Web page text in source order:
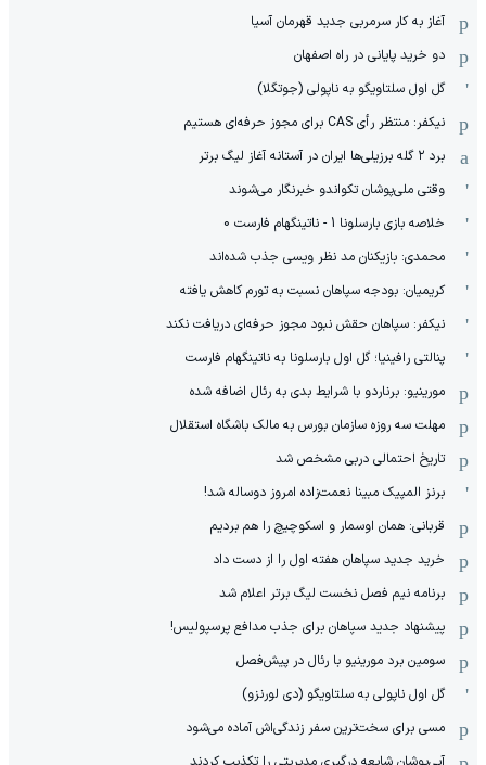
آغاز به کار سرمربی جدید قهرمان آسیا
دو خرید پایانی در راه اصفهان
گل اول سلتاویگو به ناپولی (جوتگلا)
نیکفر: منتظر رأی CAS برای مجوز حرفه‌ای هستیم
برد ۲ گله برزیلی‌ها ایران در آستانه آغاز لیگ برتر
وقتی ملی‌پوشان تکواندو خبرنگار می‌شوند
خلاصه بازی بارسلونا 1 - ناتینگهام فارست 0
محمدی: بازیکنان مد نظر ویسی جذب شده‌اند
کریمیان: بودجه سپاهان نسبت به تورم کاهش یافته
نیکفر: سپاهان حقش نبود مجوز حرفه‌ای دریافت نکند
پنالتی رافینیا؛ گل اول بارسلونا به ناتینگهام فارست
مورینیو: برناردو با شرایط بدی به رئال اضافه شده
مهلت سه روزه سازمان بورس به مالک باشگاه استقلال
تاریخ احتمالی دربی مشخص شد
برنز المپیک مبینا نعمت‌زاده امروز دوساله شد!
قربانی: همان اوسمار و اسکوچیچ را هم بردیم
خرید جدید سپاهان هفته اول را از دست داد
برنامه نیم فصل نخست لیگ برتر اعلام شد
پیشنهاد جدید سپاهان برای جذب مدافع پرسپولیس!
سومین برد مورینیو با رئال در پیش‌فصل
گل اول ناپولی به سلتاویگو (دی لورنزو)
مسی برای سخت‌ترین سفر زندگی‌اش آماده می‌شود